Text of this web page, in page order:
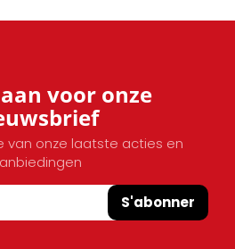
voor onze
van onze laatste acties en
S'abonner